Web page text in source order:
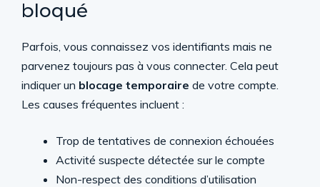
bloqué
Parfois, vous connaissez vos identifiants mais ne
parvenez toujours pas à vous connecter. Cela peut
indiquer un blocage temporaire de votre compte.
Les causes fréquentes incluent :
Trop de tentatives de connexion échouées
Activité suspecte détectée sur le compte
Non-respect des conditions d’utilisation